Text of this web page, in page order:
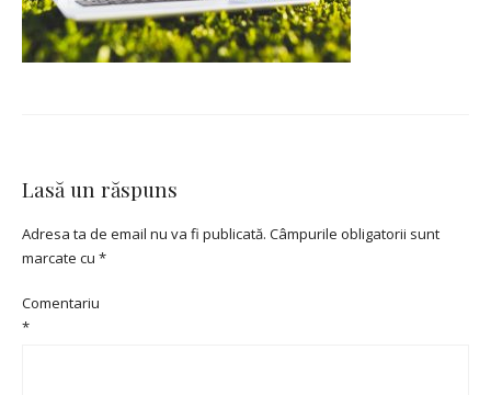
Lasă un răspuns
Adresa ta de email nu va fi publicată. Câmpurile obligatorii sunt
marcate cu *
Comentariu
*